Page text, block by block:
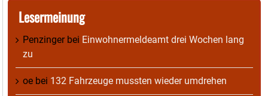
Lesermeinung
Penzingerbei Einwohnermeldeamt drei Wochen lang
zu
oe bei 132 Fahrzeuge mussten wieder umdrehen